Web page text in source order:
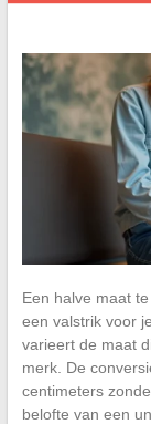
Een halve maat
een valstrik voor
varieert de maat
merk. De
centimeters
belofte van een